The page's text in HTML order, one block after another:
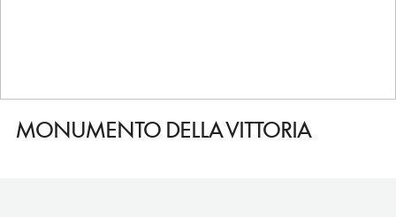
MONUMENTO DELLA VITTORIA